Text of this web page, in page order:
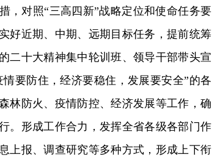
，对照“三高四新”战略定位和使命任务要
好近期、中期、远期目标任务，提前统筹
二十大精神集中轮训班、领导干部带头宣
要防住，经济要稳住，发展要安全”的各
林防火、疫情防控、经济发展等工作，确
。形成工作合力，发挥全省各级各部门作
上报、调查研究等多种方式，形成上下衔